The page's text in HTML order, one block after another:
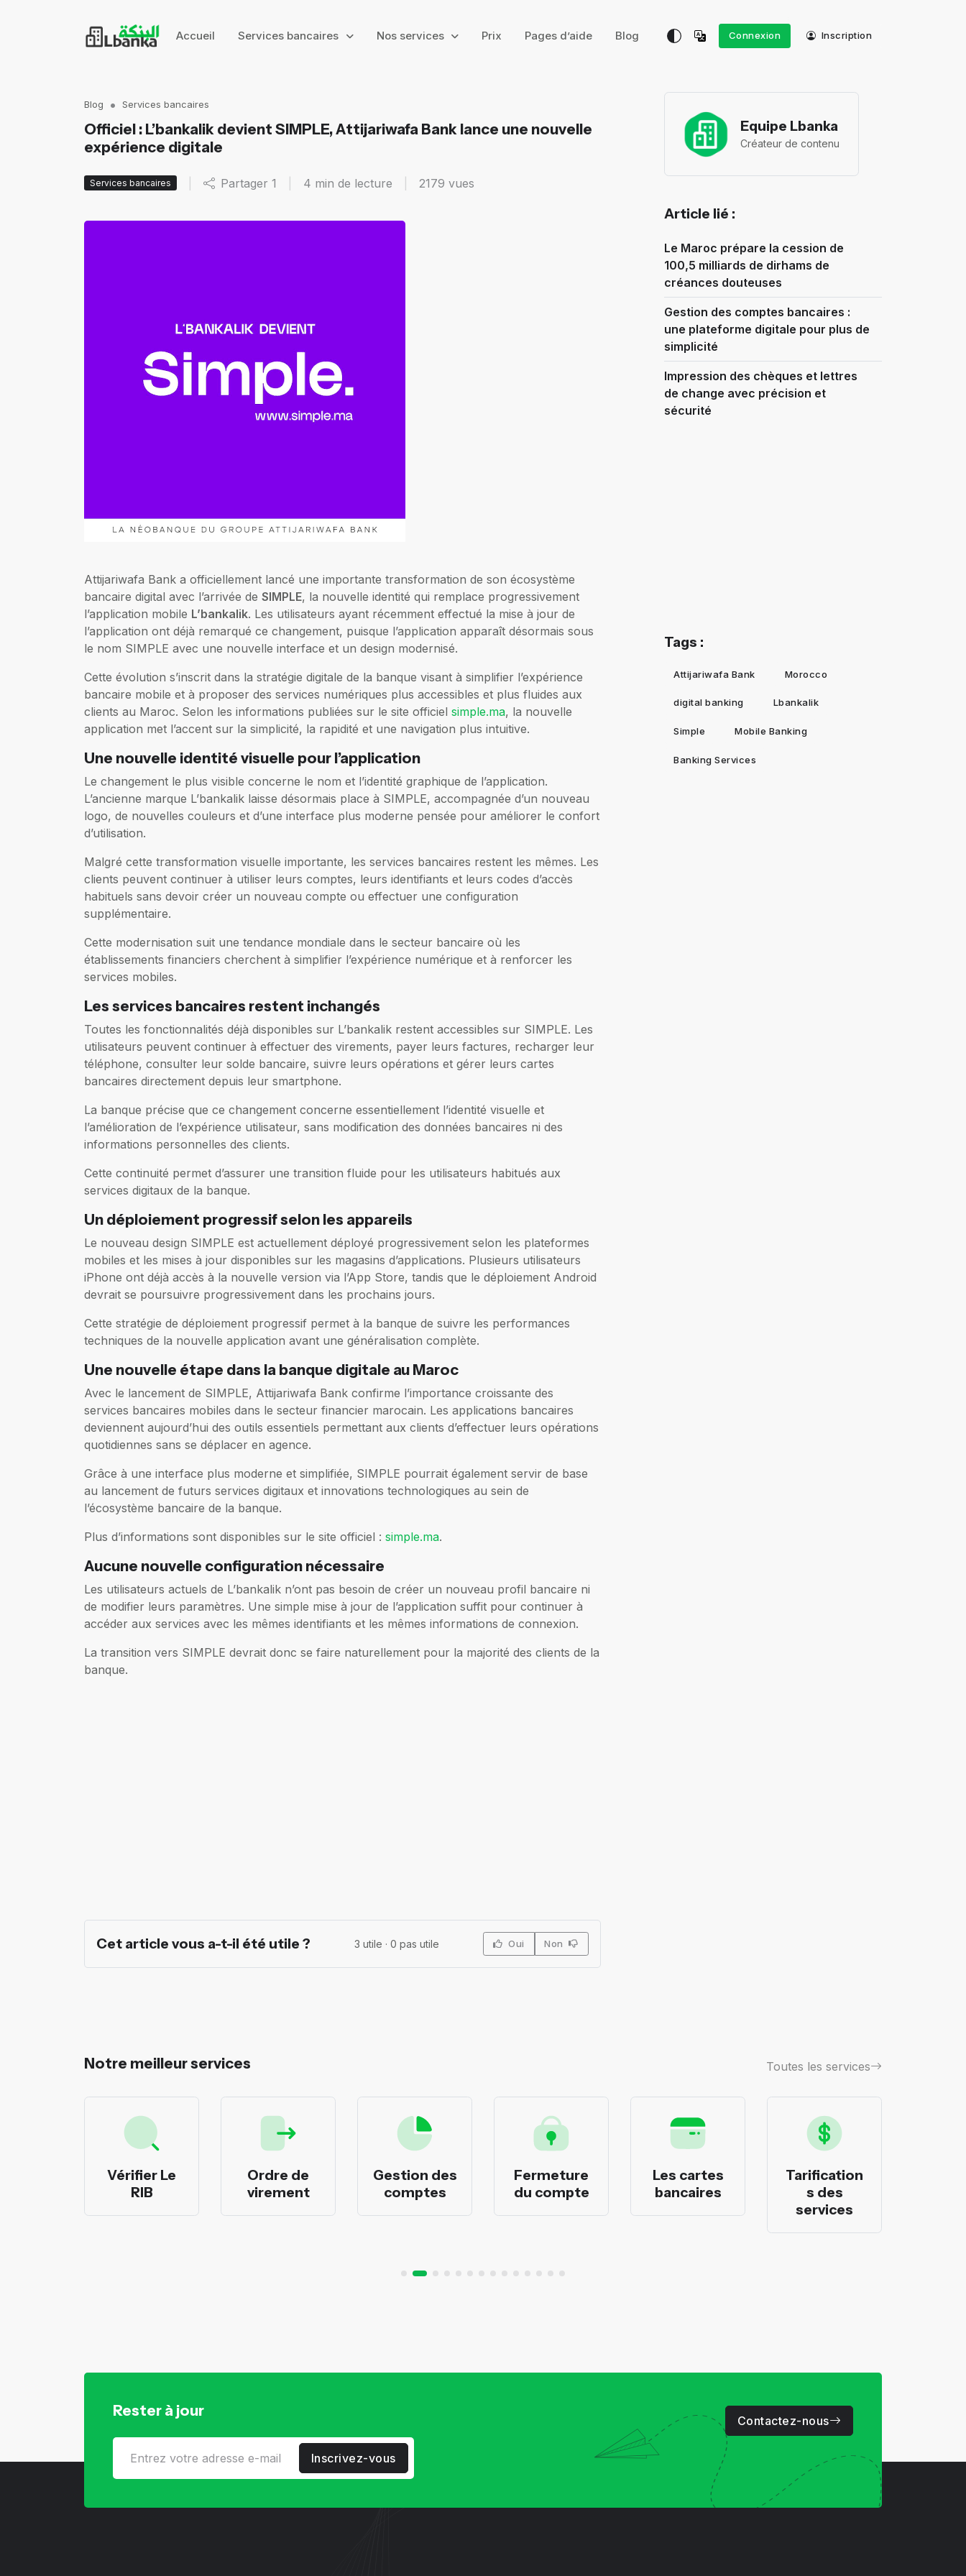
Accueil Services bancaires Nos services Prix Pages d’aide Blog Connexion Inscription
Blog Services bancaires
Officiel : L’bankalik devient SIMPLE, Attijariwafa Bank lance une nouvelle
expérience digitale
Services bancaires Partager 1 4 min de lecture 2179 vues
Attijariwafa Bank a officiellement lancé une importante transformation de son écosystème
bancaire digital avec l’arrivée de SIMPLE, la nouvelle identité qui remplace progressivement
l’application mobile L’bankalik. Les utilisateurs ayant récemment effectué la mise à jour de
l’application ont déjà remarqué ce changement, puisque l’application apparaît désormais sous
le nom SIMPLE avec une nouvelle interface et un design modernisé.
Cette évolution s’inscrit dans la stratégie digitale de la banque visant à simplifier l’expérience
bancaire mobile et à proposer des services numériques plus accessibles et plus fluides aux
clients au Maroc. Selon les informations publiées sur le site officiel simple.ma, la nouvelle
application met l’accent sur la simplicité, la rapidité et une navigation plus intuitive.
Une nouvelle identité visuelle pour l’application
Le changement le plus visible concerne le nom et l’identité graphique de l’application.
L’ancienne marque L’bankalik laisse désormais place à SIMPLE, accompagnée d’un nouveau
logo, de nouvelles couleurs et d’une interface plus moderne pensée pour améliorer le confort
d’utilisation.
Malgré cette transformation visuelle importante, les services bancaires restent les mêmes. Les
clients peuvent continuer à utiliser leurs comptes, leurs identifiants et leurs codes d’accès
habituels sans devoir créer un nouveau compte ou effectuer une configuration
supplémentaire.
Cette modernisation suit une tendance mondiale dans le secteur bancaire où les
établissements financiers cherchent à simplifier l’expérience numérique et à renforcer les
services mobiles.
Les services bancaires restent inchangés
Toutes les fonctionnalités déjà disponibles sur L’bankalik restent accessibles sur SIMPLE. Les
utilisateurs peuvent continuer à effectuer des virements, payer leurs factures, recharger leur
téléphone, consulter leur solde bancaire, suivre leurs opérations et gérer leurs cartes
bancaires directement depuis leur smartphone.
La banque précise que ce changement concerne essentiellement l’identité visuelle et
l’amélioration de l’expérience utilisateur, sans modification des données bancaires ni des
informations personnelles des clients.
Cette continuité permet d’assurer une transition fluide pour les utilisateurs habitués aux
services digitaux de la banque.
Un déploiement progressif selon les appareils
Le nouveau design SIMPLE est actuellement déployé progressivement selon les plateformes
mobiles et les mises à jour disponibles sur les magasins d’applications. Plusieurs utilisateurs
iPhone ont déjà accès à la nouvelle version via l’App Store, tandis que le déploiement Android
devrait se poursuivre progressivement dans les prochains jours.
Cette stratégie de déploiement progressif permet à la banque de suivre les performances
techniques de la nouvelle application avant une généralisation complète.
Une nouvelle étape dans la banque digitale au Maroc
Avec le lancement de SIMPLE, Attijariwafa Bank confirme l’importance croissante des
services bancaires mobiles dans le secteur financier marocain. Les applications bancaires
deviennent aujourd’hui des outils essentiels permettant aux clients d’effectuer leurs opérations
quotidiennes sans se déplacer en agence.
Grâce à une interface plus moderne et simplifiée, SIMPLE pourrait également servir de base
au lancement de futurs services digitaux et innovations technologiques au sein de
l’écosystème bancaire de la banque.
Plus d’informations sont disponibles sur le site officiel : simple.ma.
Aucune nouvelle configuration nécessaire
Les utilisateurs actuels de L’bankalik n’ont pas besoin de créer un nouveau profil bancaire ni
de modifier leurs paramètres. Une simple mise à jour de l’application suffit pour continuer à
accéder aux services avec les mêmes identifiants et les mêmes informations de connexion.
La transition vers SIMPLE devrait donc se faire naturellement pour la majorité des clients de la
banque.
Cet article vous a-t-il été utile ? 3 utile ·0 pas utile Oui Non
Equipe Lbanka
Créateur de contenu
Article lié :
Le Maroc prépare la cession de
100,5 milliards de dirhams de
créances douteuses
Gestion des comptes bancaires :
une plateforme digitale pour plus de
simplicité
Impression des chèques et lettres
de change avec précision et
sécurité
Tags :
Attijariwafa Bank Morocco
digital banking Lbankalik
Simple Mobile Banking
Banking Services
Notre meilleur services Toutes les services
Vérifier Le
RIB
Ordre de
virement
Gestion des
comptes
Fermeture
du compte
Les cartes
bancaires
Tarification
s des
services
Rester à jour
Inscrivez-vous
Contactez-nous